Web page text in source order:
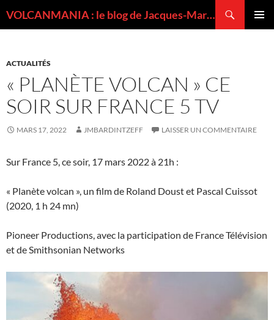
VOLCANMANIA : le blog de Jacques-Marie BARDINTZEFF, volcanologue
ACTUALITÉS
« PLANÈTE VOLCAN » CE
SOIR SUR FRANCE 5 TV
MARS 17, 2022 JMBARDINTZEFF LAISSER UN COMMENTAIRE
Sur France 5, ce soir, 17 mars 2022 à 21h :
« Planète volcan », un film de Roland Doust et Pascal Cuissot
(2020, 1 h 24 mn)
Pioneer Productions, avec la participation de France Télévision
et de Smithsonian Networks